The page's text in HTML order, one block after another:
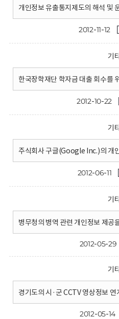
개인정보 유출통지제도의 해석 및
2012-11-12
기
한국장학재단 학자금 대출 회수를
2012-10-22
기
주식회사 구글(Google Inc.)의 개
2012-06-11
기
병무청의 병역 관련 개인정보 제공
2012-05-29
기
경기도의 시·군 CCTV 영상정보 연
2012-05-14